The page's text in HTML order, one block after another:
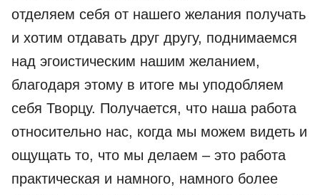
отделяем себя от нашего желания получать
и хотим отдавать друг другу, поднимаемся
над эгоистическим нашим желанием,
благодаря этому в итоге мы уподобляем
себя Творцу. Получается, что наша работа
относительно нас, когда мы можем видеть и
ощущать то, что мы делаем – это работа
практическая и намного, намного более